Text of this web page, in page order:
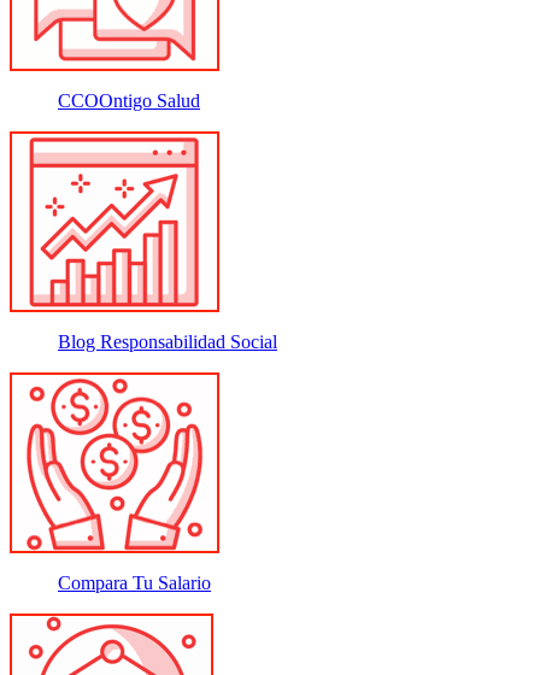
CCOOntigo Salud
Blog Responsabilidad Social
Compara Tu Salario